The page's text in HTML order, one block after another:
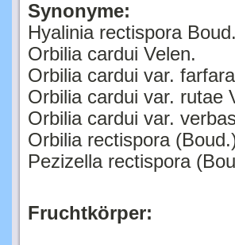
Synonyme:
Hyalinia rectispora Boud.
Orbilia cardui Velen.
Orbilia cardui var.
Orbilia cardui var. rutae
Orbilia cardui var.
Orbilia rectispora
Pezizella rectispora
Fruchtkörper: